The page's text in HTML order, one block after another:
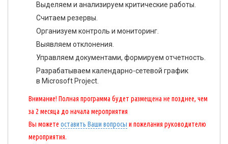
Выделяем и анализируем критические работы.
Считаем резервы.
Организуем контроль и мониторинг.
Выявляем отклонения.
Управляем документами, формируем отчетность.
Разрабатываем календарно-сетевой график
в Microsoft Project.
Внимание! Полная программа будет размещена не позднее, чем
за 2 месяца до начала мероприятия
Вы можете оставить Ваши вопросы и пожелания руководителю
мероприятия.